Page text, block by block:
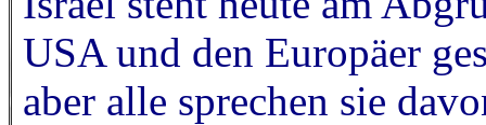
USA und den Europäer
aber alle sprechen sie